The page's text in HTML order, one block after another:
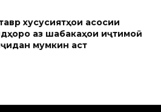
хусусиятҳои асосии
аз шабакаҳои иҷтимоӣ
мумкин аст